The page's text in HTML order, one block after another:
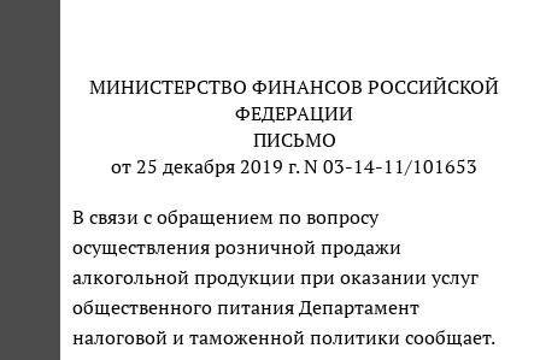
МИНИСТЕРСТВО ФИНАНСОВ РОССИЙСКОЙ
ФЕДЕРАЦИИ
ПИСЬМО
от 25 декабря 2019 г. N 03-14-11/101653
В связи с обращением по вопросу
осуществления розничной продажи
алкогольной продукции при оказании услуг
общественного питания Департамент
налоговой и таможенной политики сообщает.